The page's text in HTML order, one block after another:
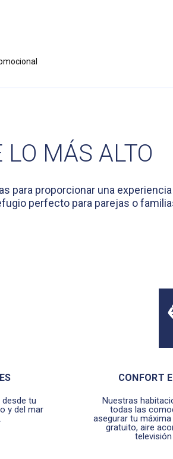
MÁS ALTO
para proporcionar una
perfecto para parejas o
tu
y del mar
CONFORT
Nuestras
todas las
asegurar tu
gratuito, aire